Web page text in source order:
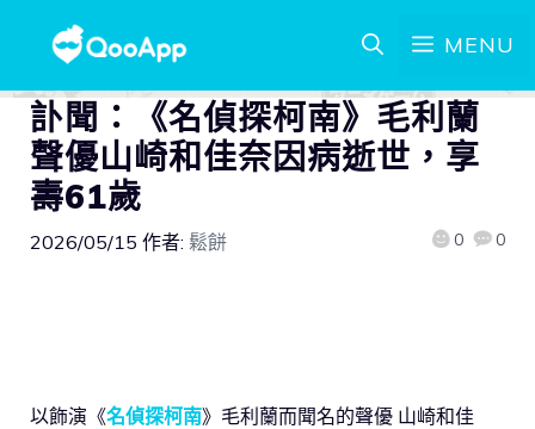
MENU
訃聞：《名偵探柯南》毛利蘭
聲優山崎和佳奈因病逝世，享
壽61歲
2026/05/15 作者: 鬆餅 0 0
以飾演《名偵探柯南》毛利蘭而聞名的聲優 山崎和佳